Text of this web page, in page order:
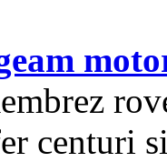
centuri